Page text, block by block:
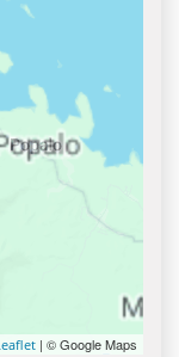
| © Google Maps